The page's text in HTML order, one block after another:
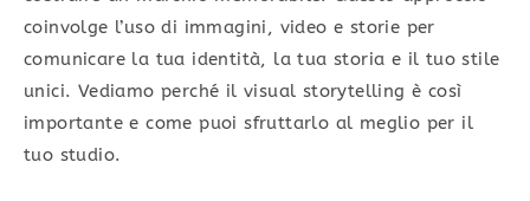
coinvolge l’uso di immagini, video e storie per
comunicare la tua identità, la tua storia e il tuo stile
unici. Vediamo perché il visual storytelling è così
importante e come puoi sfruttarlo al meglio per il
tuo studio.